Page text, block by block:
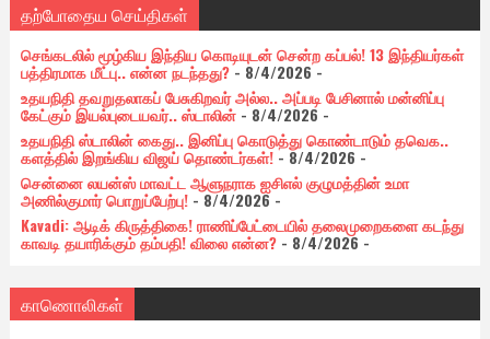
தற்போதைய செய்திகள்
செங்கடலில் மூழ்கிய இந்திய கொடியுடன் சென்ற கப்பல்! 13 இந்தியர்கள்
பத்திரமாக மீட்பு.. என்ன நடந்தது?- 8/4/2026-
உதயநிதி தவறுதலாகப் பேசுகிறவர் அல்ல.. அப்படி பேசினால் மன்னிப்பு
கேட்கும் இயல்புடையவர்.. ஸ்டாலின்- 8/4/2026 -
உதயநிதி ஸ்டாலின் கைது.. இனிப்பு கொடுத்து கொண்டாடும் தவெக..
களத்தில் இறங்கிய விஜய் தொண்டர்கள்!- 8/4/2026 -
சென்னை லயன்ஸ் மாவட்ட ஆளுநராக ஐசிஎல் குழுமத்தின் உமா
அணில்குமார் பொறுப்பேற்பு!- 8/4/2026-
Kavadi: ஆடிக் கிருத்திகை! ராணிப்பேட்டையில் தலைமுறைகளை கடந்து
காவடி தயாரிக்கும் தம்பதி! விலை என்ன?- 8/4/2026 -
காணொலிகள்